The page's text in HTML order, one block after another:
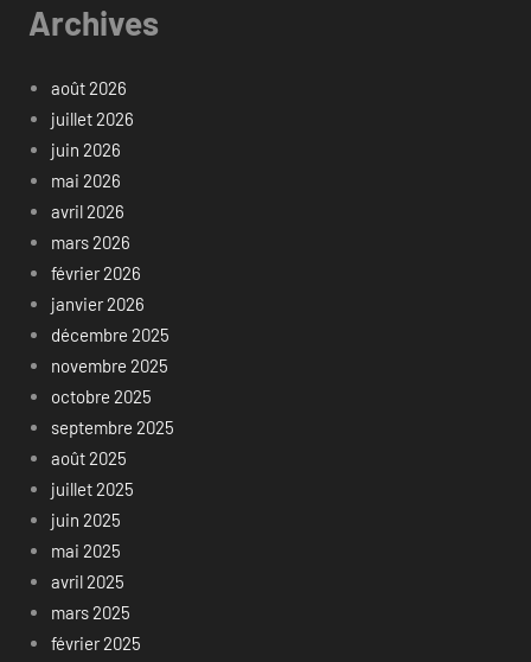
Archives
août 2026
juillet 2026
juin 2026
mai 2026
avril 2026
mars 2026
février 2026
janvier 2026
décembre 2025
novembre 2025
octobre 2025
septembre 2025
août 2025
juillet 2025
juin 2025
mai 2025
avril 2025
mars 2025
février 2025